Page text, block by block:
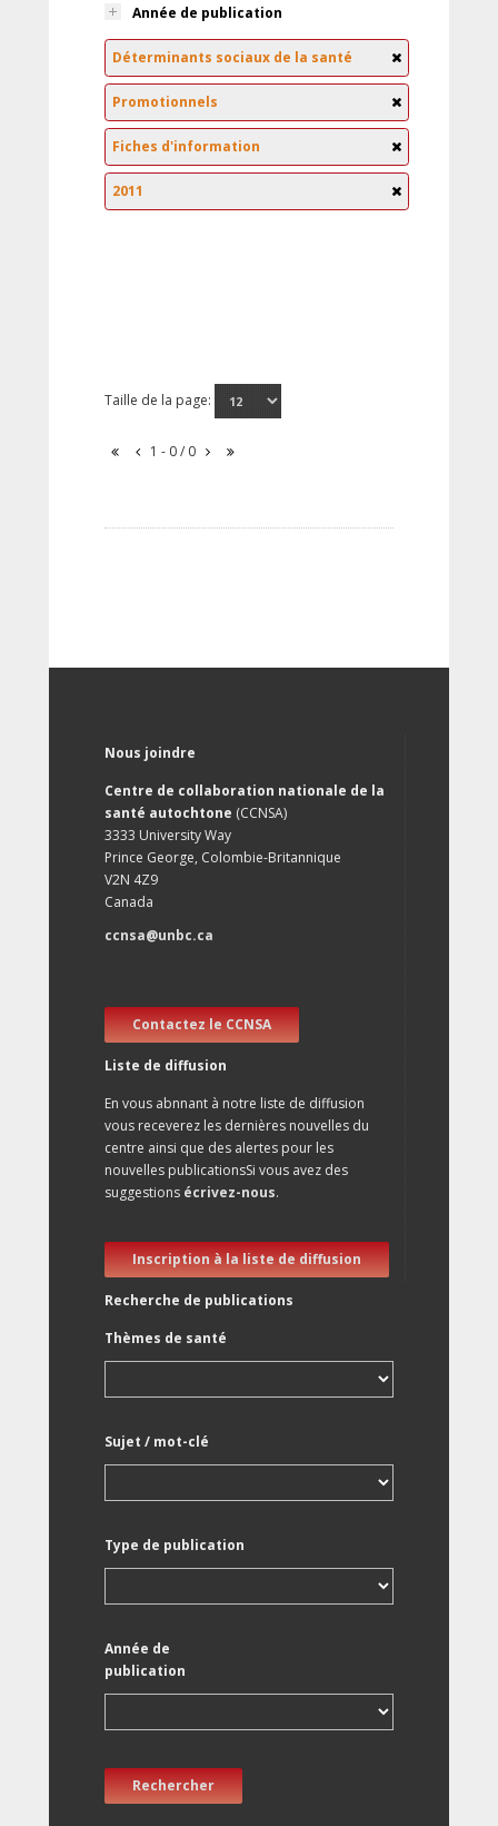
Année de publication
Déterminants sociaux de la santé
Promotionnels
Fiches d'information
2011
Taille de la page:
1 - 0 / 0
Nous joindre
Centre de collaboration nationale de la
santé autochtone (CCNSA)
3333 University Way
Prince George, Colombie-Britannique
V2N 4Z9
Canada
ccnsa@unbc.ca
Contactez le CCNSA
Liste de diffusion
En vous abnnant à notre liste de diffusion
vous receverez les dernières nouvelles du
centre ainsi que des alertes pour les
nouvelles publicationsSi vous avez des
suggestions écrivez-nous.
Inscription à la liste de diffusion
Recherche de publications
Thèmes de santé
Sujet / mot-clé
Type de publication
Année de
publication
Rechercher